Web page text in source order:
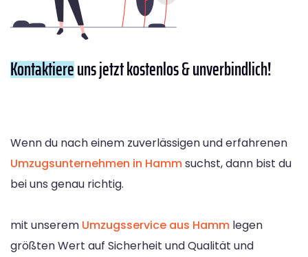
Kontaktiereuns jetzt kostenlos & unverbindlich!
Wenn du nach einem zuverlässigen und erfahrenen
Umzugsunternehmen in Hammsuchst, dann bist du
bei uns genau richtig.
mit unserem Umzugsservice aus Hamm legen
größten Wert auf Sicherheit und Qualität und